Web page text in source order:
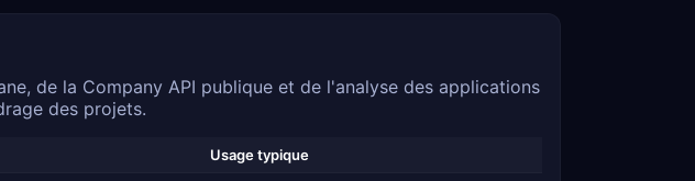
de la Company API publique et de l'analyse des applications
des projets.
Usage typique